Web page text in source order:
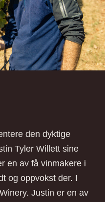
den dyktige
Tyler Willett sine
en av få vinmakere i
og oppvokst der. I
Justin er en av